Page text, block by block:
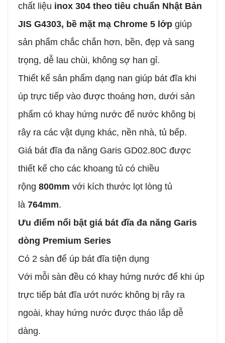
chất liệu inox 304 theo tiêu chuẩn Nhật Bản
JIS G4303, bề mặt mạ Chrome 5 lớp giúp
sản phẩm chắc chắn hơn, bền, đẹp và sang
trọng, dễ lau chùi, không sợ han gỉ.
Thiết kế sản phẩm dạng nan giúp bát đĩa khi
úp trực tiếp vào được thoáng hơn, dưới sản
phẩm có khay hứng nước để nước không bị
rây ra các vật dụng khác, nền nhà, tủ bếp.
Giá bát đĩa đa năng Garis GD02.80C được
thiết kế cho các khoang tủ có chiều
rộng 800mm với kích thước lọt lòng tủ
là 764mm.
Ưu điểm nổi bật giá bát đĩa đa năng Garis
dòng Premium Series
Có 2 sàn để úp bát đĩa tiện dụng
Với mỗi sàn đều có khay hứng nước để khi úp
trực tiếp bát đĩa ướt nước không bị rây ra
ngoài, khay hứng nước được tháo lắp dễ
dàng.